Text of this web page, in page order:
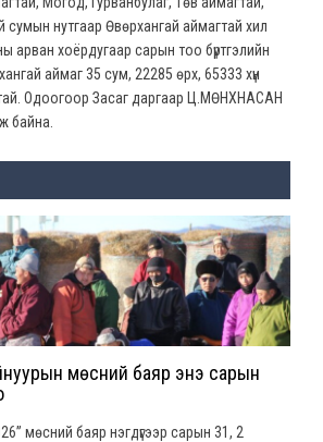
сумын нутгаар Өвөрхангай аймагтай хил
арван хоёрдугаар сарын тоо бүртгэлийн
аймаг 35 сум, 22285 өрх, 65333 хүн
Одоогоор Засаг даргаар Ц.МӨНХНАСАН
байна.
мөсний баяр энэ сарын
мөсний баяр нэгдүгээр сарын 31, 2